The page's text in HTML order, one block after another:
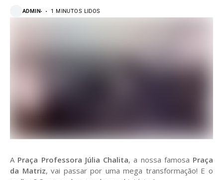
ADMIN 1 MINUTOS LIDOS
A Praça Professora Júlia Chalita, a nossa famosa Praça
da Matriz, vai passar por uma mega transformação! E o